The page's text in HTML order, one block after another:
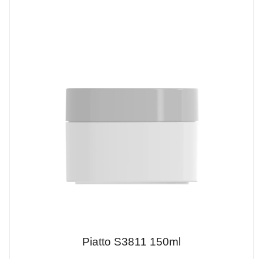
Piatto S3811 150ml